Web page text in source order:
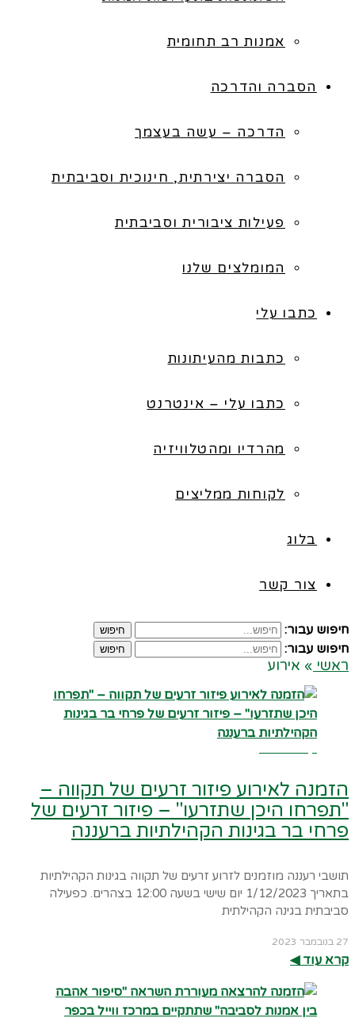
אמנות רב תחומית
הסברה והדרכה
הדרכה – עשה בעצמך
הסברה יצירתית, חינוכית וסביבתית
פעילות ציבורית וסביבתית
המומלצים שלנו
כתבו עלי
כתבות מהעיתונות
כתבו עלי – אינטרנט
מהרדיו ומהטלוויזיה
לקוחות ממליצים
בלוג
צור קשר
חיפוש עבור: חיפוש
חיפוש עבור: חיפוש
ראשי » אירוע
הזמנה לאירוע פיזור זרעים של תקווה –
"תפרחו היכן שתזרעו" – פיזור זרעים של
פרחי בר בגינות הקהילתיות ברעננה
תושבי רעננה מוזמנים לזרוע זרעים של תקווה בגינות הקהילתיות
בתאריך 1/12/2023 יום שישי בשעה 12:00 בצהרים. כפעילה
סביבתית בגינה הקהילתית
27 בנובמבר 2023
קרא עוד ◀︎